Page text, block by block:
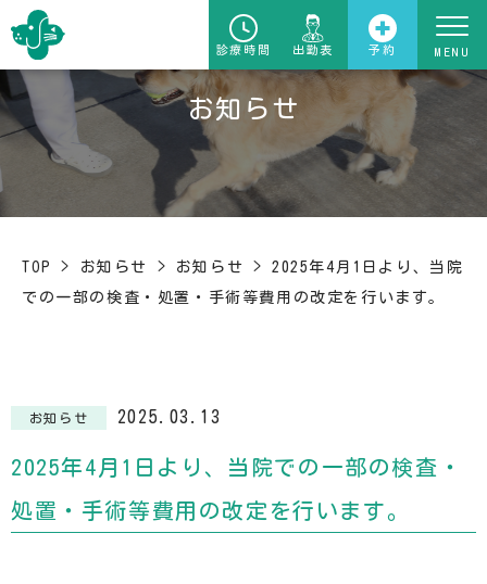
診療時間 出勤表 予約
お知らせ
TOP > お知らせ > お知らせ >2025年4月1日より、当院
での一部の検査・処置・手術等費用の改定を行います。
お知らせ 2025.03.13
2025年4月1日より、当院での一部の検査・
処置・手術等費用の改定を行います。